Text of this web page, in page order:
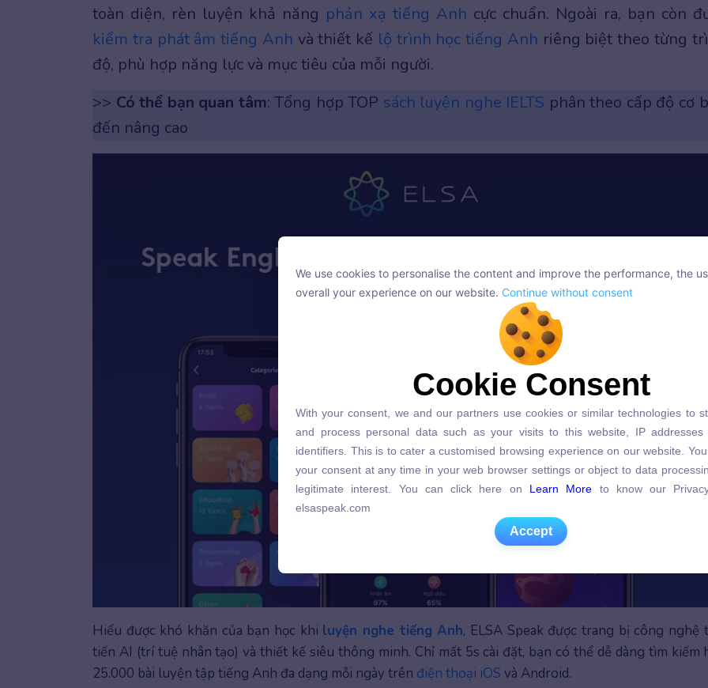
toàn diện, rèn luyện khả năng phản xạ tiếng Anh cực chuẩn. Ngoài ra, bạn còn
kiểm tra phát âm tiếng Anh và thiết kế lộ trình học tiếng Anh riêng biệt theo từng
độ, phù hợp năng lực và mục tiêu của mỗi người.
>> Có thể bạn quan tâm: Tổng hợp TOP sách luyện nghe IELTS phân theo cấp độ cơ
đến nâng cao
Hiểu được khó khăn của bạn học khi luyện nghe tiếng Anh, ELSA Speak được trang bị công nghệ
tiến AI (trí tuệ nhân tạo) và thiết kế siêu thông minh. Chỉ mất 5s cài đặt, bạn có thể dễ dàng tìm kiếm
25.000 bài luyện tập tiếng Anh đa dạng mỗi ngày trên điện thoại iOS và Android.
We use cookies to personalise the content and improve the performance, the
overall your experience on our website.
Continue without consent
Cookie Consent
and process personal data such as your visits to this website, IP addresses
identifiers. This is to cater a customised browsing experience on our website. You
your consent at any time in your web browser settings or object to data
legitimate interest. You can click here on
Learn More
to know our
elsaspeak.com
Accept
We use cookies to personalise the content and improve the performance, the
overall your experience on our website. Continue without consent
Cookie Consent
With your consent, we and our partners use cookies or similar technologies to
and process personal data such as your visits to this website, IP addresses
identifiers. This is to cater a customised browsing experience on our website.
your consent at any time in your web browser settings or object to data
legitimate interest. You can click here on Learn More to know our
elsaspeak.com
Accept